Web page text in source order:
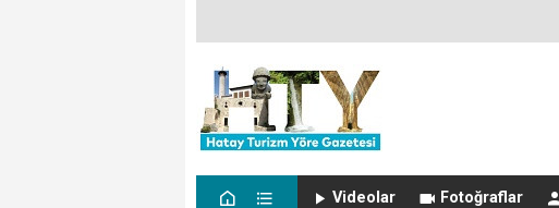
Videolar Fotoğraflar